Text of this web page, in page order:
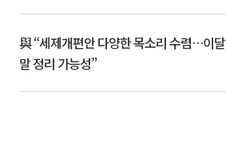
與 “세제개편안 다양한 목소리 수렴…이달
말 정리 가능성”